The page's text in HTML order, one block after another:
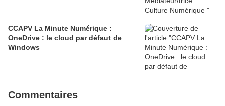
CCAPV La Minute Numérique :
OneDrive : le cloud par défaut de
Windows​​​​​​​
Commentaires